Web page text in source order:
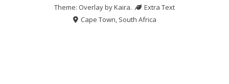
Theme: Overlay byKaira.
Extra Text
Cape Town, South Africa